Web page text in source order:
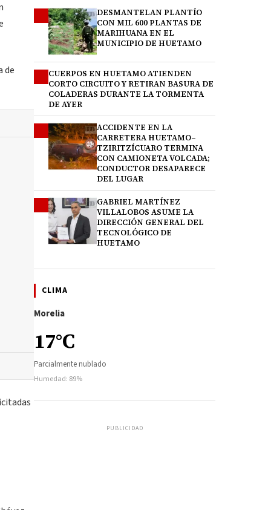
de
DESMANTELAN PLANTÍO
CON MIL 600 PLANTAS DE
MARIHUANA EN EL
MUNICIPIO DE HUETAMO
CUERPOS EN HUETAMO ATIENDEN
CORTO CIRCUITO Y RETIRAN BASURA DE
COLADERAS DURANTE LA TORMENTA
DE AYER
ACCIDENTE EN LA
CARRETERA HUETAMO–
TZIRITZÍCUARO TERMINA
CON CAMIONETA VOLCADA;
CONDUCTOR DESAPARECE
DEL LUGAR
GABRIEL MARTÍNEZ
VILLALOBOS ASUME LA
DIRECCIÓN GENERAL DEL
TECNOLÓGICO DE
HUETAMO
CLIMA
Morelia
17°C
Parcialmente nublado
Humedad: 89%
PUBLICIDAD